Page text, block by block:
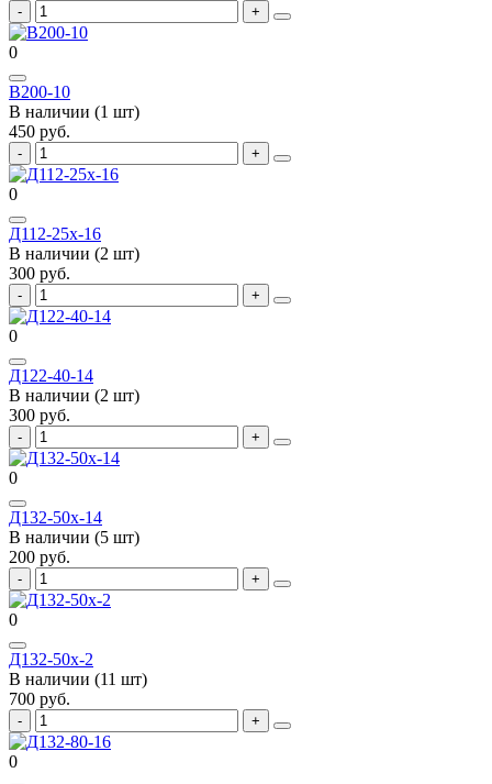
0
В200-10
В наличии (1 шт)
450 руб.
0
Д112-25х-16
В наличии (2 шт)
300 руб.
0
Д122-40-14
В наличии (2 шт)
300 руб.
0
Д132-50х-14
В наличии (5 шт)
200 руб.
0
Д132-50х-2
В наличии (11 шт)
700 руб.
0